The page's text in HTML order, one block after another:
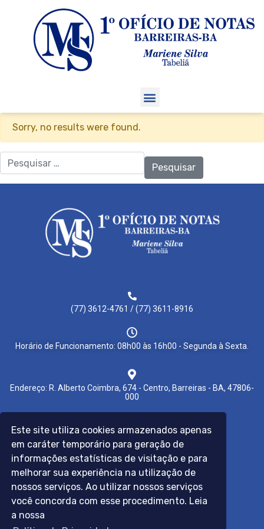
Este site utiliza cookies armazenados apenas
em caráter temporário para geração de
informações estatísticas de visitação e para
melhorar sua experiência na utilização de
nossos serviços. Ao utilizar nossos serviços
você concorda com esse procedimento. Leia
a nossa
Sorry, no results were found.
(77) 3612-4761 / (77) 3611-8916
Horário de Funcionamento: 08h00 às 16h00 - Segunda à Sexta.
Endereço: R. Alberto Coimbra, 674 - Centro, Barreiras - BA, 47806-
000
Links úteis:
Colegio Notarial do Brasil
E-notariado
Prefeitura de Barreiras
Censec
Receita Federal
Tribunal de Justiça do Estado da Bahia